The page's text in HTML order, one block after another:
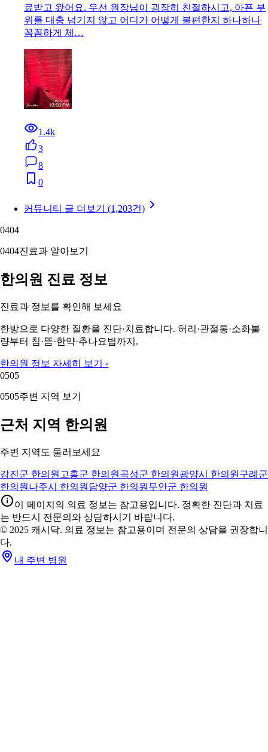
료받고 왔어요. 우선 원장님이 굉장히 친절하시고, 아픈 부
위를 대충 넘기지 않고 어디가 어떻게 불편한지 하나하나
꼼꼼하게 체…
1.4k
3
8
0
커뮤니티 글 더보기 (1,203건)
0404
0404진료과 알아보기
한의원 진료 정보
진료과 정보를 확인해 보세요
한방으로 다양한 질환을 진단·치료합니다. 허리·관절통·소화불
량부터 침·뜸·한약·추나요법까지.
한의원 정보 자세히 보기 ›
0505
0505주변 지역 보기
근처 지역 한의원
주변 지역도 둘러보세요
강진군 한의원 고흥군 한의원 곡성군 한의원 광양시 한의원 구례군
한의원 나주시 한의원 담양군 한의원 무안군 한의원
이 페이지의 의료 정보는 참고용입니다. 정확한 진단과 치료
는 반드시 전문의와 상담하시기 바랍니다.
© 2025 캐시닥. 의료 정보는 참고용이며 전문의 상담을 권장합니
다.
내 주변 병원